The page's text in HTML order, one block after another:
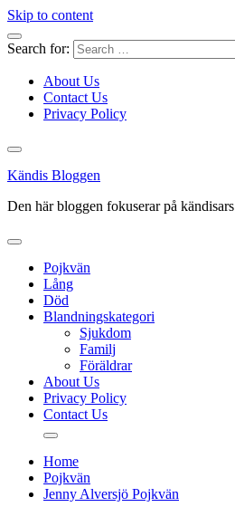
Skip to content
Search for:
About Us
Contact Us
Privacy Policy
Kändis Bloggen
Den här bloggen fokuserar på
Pojkvän
Lång
Död
Blandningskategori
Sjukdom
Familj
Föräldrar
About Us
Privacy Policy
Contact Us
Home
Pojkvän
Jenny Alversjö Pojkvän